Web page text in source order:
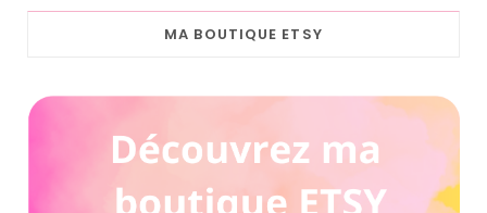
MA BOUTIQUE ETSY